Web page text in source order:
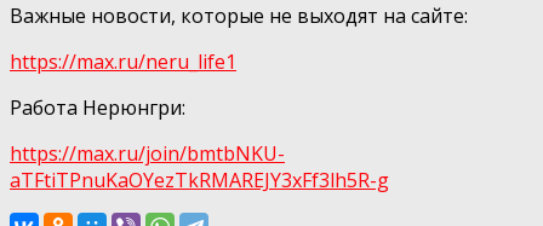
Важные новости, которые не выходят на сайте:
https://max.ru/neru_life1
Работа Нерюнгри:
https://max.ru/join/bmtbNKU-
aTFtiTPnuKaOYezTkRMAREJY3xFf3lh5R-g